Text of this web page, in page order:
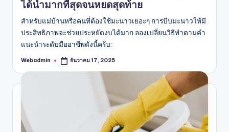
ได้น้ำมากที่สุดจนหยดสุดท้าย
สำหรับแม่บ้านหรือคนที่ต้องใช้มะนาวเยอะๆ การบีบมะนาวให้มี
ประสิทธิภาพจะช่วยประหยัดงบได้มาก ลองเปลี่ยนวิธีทำตามคำ
แนะนำระดับมืออาชีพดังนี้ครับ:
Posted
Webadmin ธันวาคม 17, 2025